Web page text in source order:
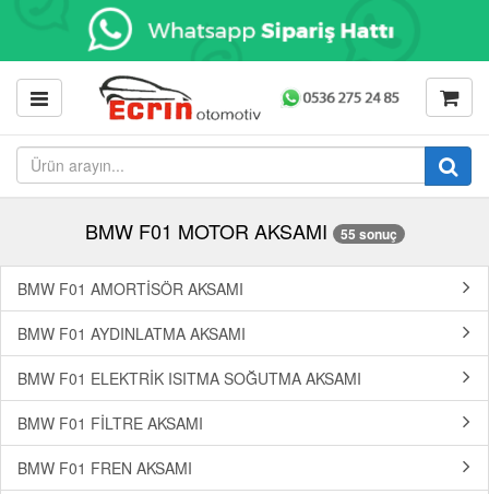
BMW F01 MOTOR AKSAMI 55 sonuç
BMW F01 AMORTİSÖR AKSAMI
BMW F01 AYDINLATMA AKSAMI
BMW F01 ELEKTRİK ISITMA SOĞUTMA AKSAMI
BMW F01 FİLTRE AKSAMI
BMW F01 FREN AKSAMI